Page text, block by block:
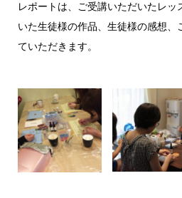
レポートは、ご受講いただいたレ
いた生徒様の作品、生徒様の感想、
ていただきます。